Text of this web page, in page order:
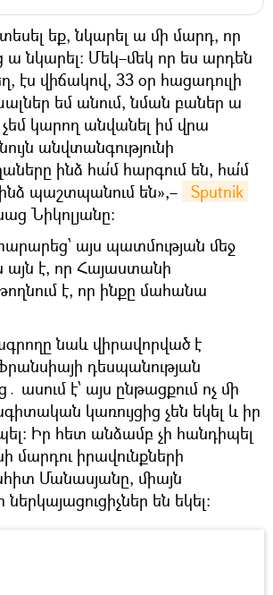
եք, նկարել ա մի մարդ, որ
ա նկարել։ Մեկ–մեկ որ ես արդեն
էս վիճակով, 33 օր հացադուլի
եմ անում, նման բաներ ա
չեմ կարող անվանել իմ վրա
անվտանգությունի
ինձ հա՛մ հարգում են, հա՛մ
ինձ պաշտպանում են»,–
Sputnik
Նիկոլյանը։
այս պատմության մեջ
է, որ Հայաստանի
է, որ ինքը մահանա
նաև վիրավորված է
դեսպանության
ասում է՝ այս ընթացքում ոչ մի
կառույցից չեն եկել և իր
Իր հետ անձամբ չի հանդիպել
իրավունքների
Մանասյանը, միայն
են եկել։